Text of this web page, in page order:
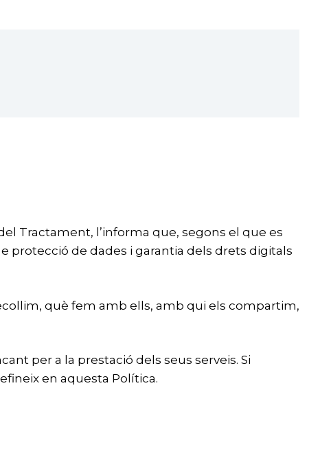
Tractament, l’informa que, segons el que es
protecció de dades i garantia dels drets digitals
què fem amb ells, amb qui els compartim,
per a la prestació dels seus serveis. Si
en aquesta Política.